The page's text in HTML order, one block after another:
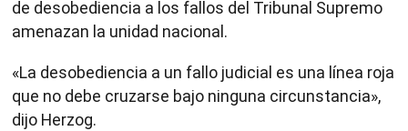
de desobediencia a los fallos del Tribunal Supremo
amenazan la unidad nacional.
«La desobediencia a un fallo judicial es una línea roja
que no debe cruzarse bajo ninguna circunstancia»,
dijo Herzog.